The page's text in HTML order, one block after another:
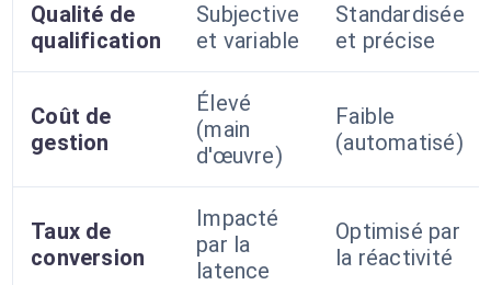
Qualité de
qualification
Subjective
et variable
Standardisée
et précise
Coût de
gestion
Élevé
(main
d'œuvre)
Faible
(automatisé)
Taux de
conversion
Impacté
par la
latence
Optimisé par
la réactivité